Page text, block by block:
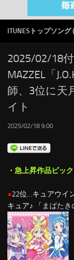
RSS
LINKS
ITUNESトップソン
2025/02/18
MAZZEL「
師、3位に天
イト
2025/02/18 9:00
・急上昇作品ピッ
●22位…キュアウイ
キュア♪ 「 まばた